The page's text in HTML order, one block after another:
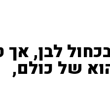
לבן, אך
של כולם,